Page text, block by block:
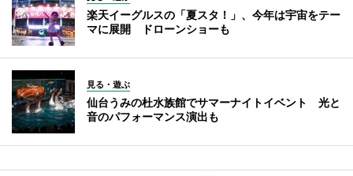
楽天イーグルスの「夏スタ！」、今年は宇宙をテー
マに展開 ドローンショーも
見る・遊ぶ
仙台うみの杜水族館でサマーナイトイベント 光と
音のパフォーマンス演出も